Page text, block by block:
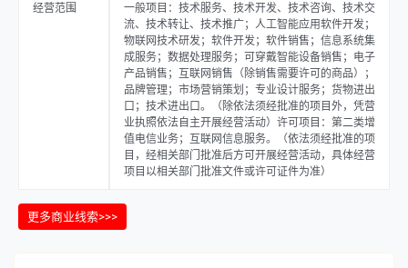
经营范围
一般项目：技术服务、技术开发、技术咨询、技术交
流、技术转让、技术推广；人工智能应用软件开发；
物联网技术研发；软件开发；软件销售；信息系统集
成服务；数据处理服务；可穿戴智能设备销售；电子
产品销售；互联网销售（除销售需要许可的商品）；
品牌管理；市场营销策划；专业设计服务；货物进出
口；技术进出口。（除依法须经批准的项目外，凭营
业执照依法自主开展经营活动）许可项目：第二类增
值电信业务；互联网信息服务。（依法须经批准的项
目，经相关部门批准后方可开展经营活动，具体经营
项目以相关部门批准文件或许可证件为准）
更多商业线索>>>